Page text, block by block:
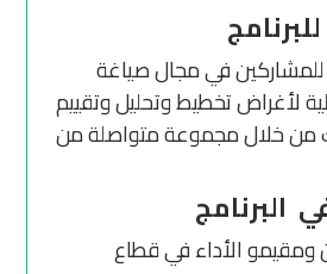
للمشاركين في مجال صياغة
لأغراض تخطيط وتحليل وتقييم
من خلال مجموعة متواصلة من
البرنامج
ومقيمو الأداء في قطاع